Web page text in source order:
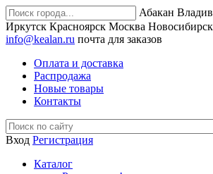
Абакан
Иркутск Красноярск Москва Новосибирск
info@kealan.ru почта для заказов
Оплата и доставка
Распродажа
Новые товары
Контакты
Вход Регистрация
Каталог